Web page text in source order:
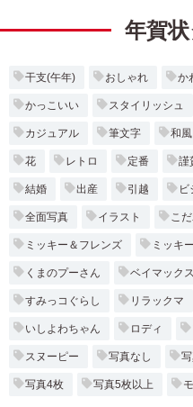
年賀
干支(午年) おしゃれ か
かっこいい スタイリッシュ
カジュアル 筆文字 和風
花 レトロ 定番 謹
結婚 出産 引越 ビ
全面写真 イラスト こ
ミッキー＆フレンズ ミッキ
くまのプーさん ベイマックス
すみっコぐらし リラックマ
いしよわちゃん ロディ
スヌーピー 写真なし
写真4枚 写真5枚以上